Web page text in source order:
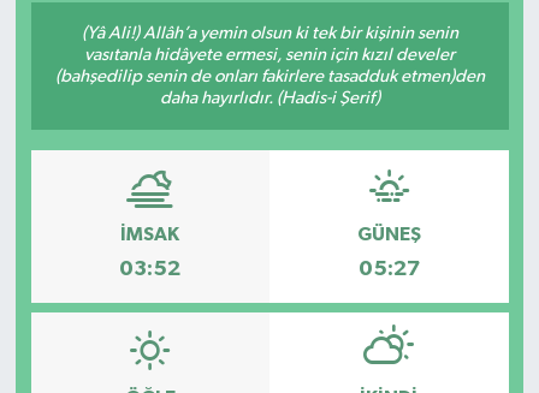
(Yâ Ali!) Allâh’a yemin olsun ki tek bir kişinin senin
vasıtanla hidâyete ermesi, senin için kızıl develer
(bahşedilip senin de onları fakirlere tasadduk etmen)den
daha hayırlıdır. (Hadis-i Şerif)
İMSAK
03:52
GÜNEŞ
05:27
Resmi İlanlar
Spor
Teknoloji
Tatil ve Seyahat
Çevre
Okul Gazetesi
Haber Arşivi